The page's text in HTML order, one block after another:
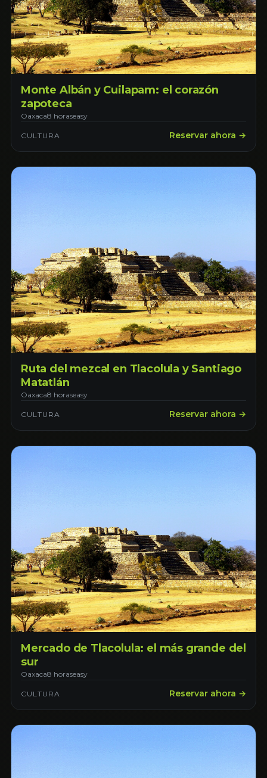
Monte Albán y Cuilapam: el corazón
zapoteca
Oaxaca8 horaseasy
CULTURA Reservar ahora →
Ruta del mezcal en Tlacolula y Santiago
Matatlán
Oaxaca8 horaseasy
CULTURA Reservar ahora →
Mercado de Tlacolula: el más grande del
sur
Oaxaca8 horaseasy
CULTURA Reservar ahora →